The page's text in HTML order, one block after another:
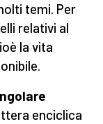
temi. Per
relativi al
la vita
enciclica